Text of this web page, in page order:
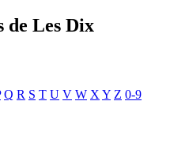
de Les Dix
Q R S T U V W X Y Z 0-9